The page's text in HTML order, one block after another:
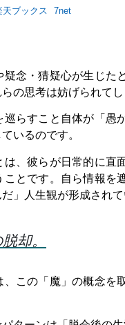
天ブックス 7net
念・猜疑心が生じた
の思考は妨げられてし
らすこと自体が「愚
いるのです。
は、彼らが日常的に直
とです。自ら情報を
」人生観が形成されて
却。
、この「魔」の概念を